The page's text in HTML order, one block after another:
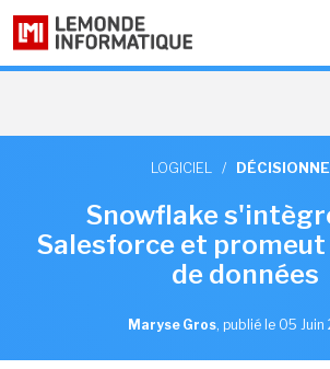
LOGICIEL /
Snowflake
Salesforce et
de données
Maryse Gros, publié le 05 Juin